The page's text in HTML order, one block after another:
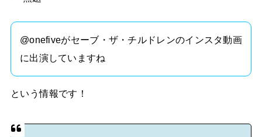
タワーレコード新宿店にてBABYMETALのパネル展が開催中
Powered by livedoor 相互RSS
@​onefiveがセーブ・ザ・チルドレンのインスタ動画
に出演していますね
という情報です！